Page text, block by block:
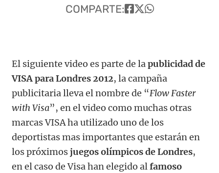
COMPARTE:
El siguiente video es parte de lapublicidad de
VISA para Londres 2012, la campaña
publicitaria lleva el nombre de “Flow Faster
with Visa”, en el video como muchas otras
marcas VISA ha utilizado uno de los
deportistas mas importantes que estarán en
los próximosjuegos olímpicos de Londres,
en el caso de Visa han elegido alfamoso